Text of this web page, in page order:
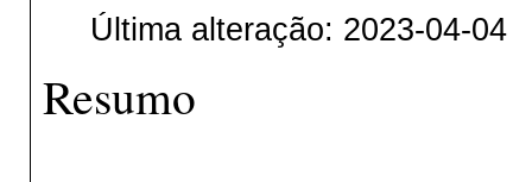
Última alteração: 2023-04-04
Resumo